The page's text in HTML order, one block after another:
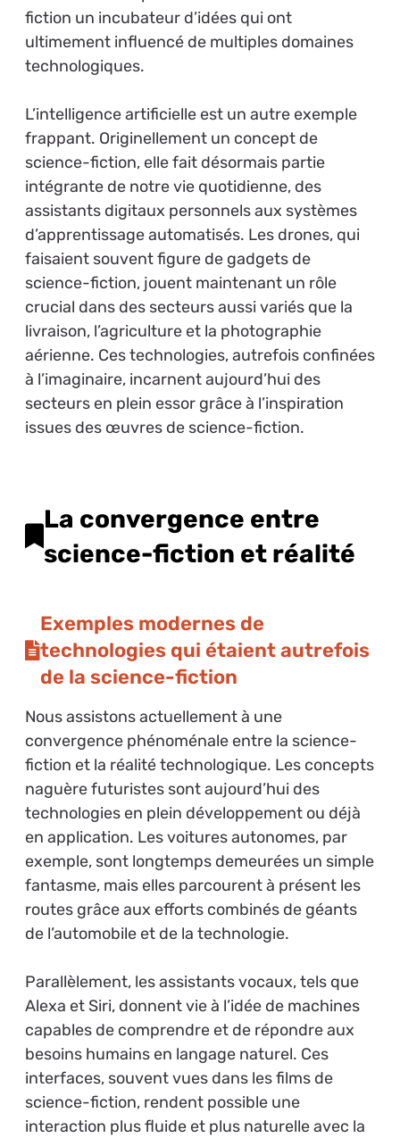
fiction un incubateur d’idées qui ont
ultimement influencé de multiples domaines
technologiques.
L’intelligence artificielle est un autre exemple
frappant. Originellement un concept de
science-fiction, elle fait désormais partie
intégrante de notre vie quotidienne, des
assistants digitaux personnels aux systèmes
d’apprentissage automatisés. Les drones, qui
faisaient souvent figure de gadgets de
science-fiction, jouent maintenant un rôle
crucial dans des secteurs aussi variés que la
livraison, l’agriculture et la photographie
aérienne. Ces technologies, autrefois confinées
à l’imaginaire, incarnent aujourd’hui des
secteurs en plein essor grâce à l’inspiration
issues des œuvres de science-fiction.
La convergence entre
science-fiction et réalité
Exemples modernes de
technologies qui étaient autrefois
de la science-fiction
Nous assistons actuellement à une
convergence phénoménale entre la science-
fiction et la réalité technologique. Les concepts
naguère futuristes sont aujourd’hui des
technologies en plein développement ou déjà
en application. Les voitures autonomes, par
exemple, sont longtemps demeurées un simple
fantasme, mais elles parcourent à présent les
routes grâce aux efforts combinés de géants
de l’automobile et de la technologie.
Parallèlement, les assistants vocaux, tels que
Alexa et Siri, donnent vie à l’idée de machines
capables de comprendre et de répondre aux
besoins humains en langage naturel. Ces
interfaces, souvent vues dans les films de
science-fiction, rendent possible une
interaction plus fluide et plus naturelle avec la